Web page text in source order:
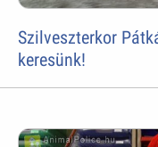
Szilveszterkor
keresünk!